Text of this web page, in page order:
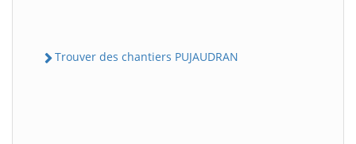
Trouver des chantiers PUJAUDRAN